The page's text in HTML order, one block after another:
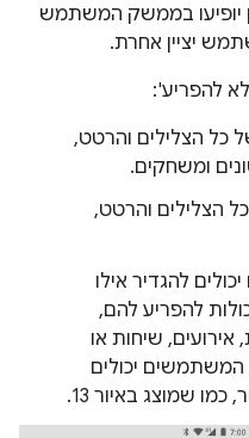
יופיעו בממשק המשתמש
יציין אחרת.
להפריע':
הצלילים והרטט,
ומשחקים.
הצלילים והרטט,
להגדיר אילו
להפריע להם,
שיחות או
המשתמשים יכולים
שמוצג באיור 13.